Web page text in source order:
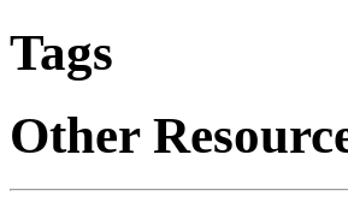
Tags
Other